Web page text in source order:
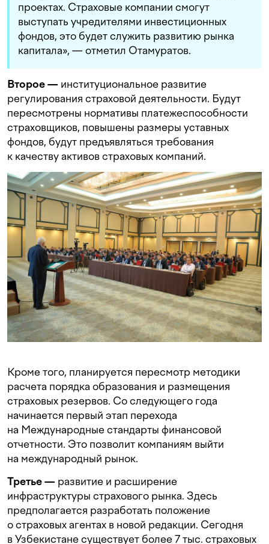
проектах. Страховые компании смогут
выступать учредителями инвестиционных
фондов, это будет служить развитию рынка
капитала», — отметил Отамуратов.
Второе — институциональное развитие
регулирования страховой деятельности. Будут
пересмотрены нормативы платежеспособности
страховщиков, повышены размеры уставных
фондов, будут предъявляться требования
к качеству активов страховых компаний.
Кроме того, планируется пересмотр методики
расчета порядка образования и размещения
страховых резервов. Со следующего года
начинается первый этап перехода
на Международные стандарты финансовой
отчетности. Это позволит компаниям выйти
на международный рынок.
Третье — развитие и расширение
инфраструктуры страхового рынка. Здесь
предполагается разработать положение
о страховых агентах в новой редакции. Сегодня
в Узбекистане существует более 7 тыс. страховых